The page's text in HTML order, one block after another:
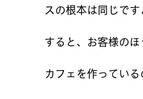
スの根本は同じです
すると、お客様のほ
カフェを作っている